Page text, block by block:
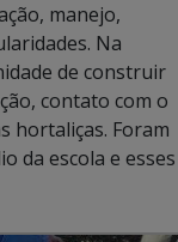
manejo,
Na
de construir
contato com o
hortaliças. Foram
da escola e esses